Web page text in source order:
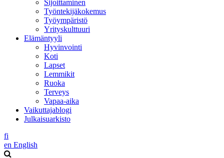
Sijoittaminen
Työntekijäkokemus
Työympäristö
Yrityskulttuuri
Elämäntyyli
Hyvinvointi
Koti
Lapset
Lemmikit
Ruoka
Terveys
Vapaa-aika
Vaikuttajablogi
Julkaisuarkisto
fi
en English